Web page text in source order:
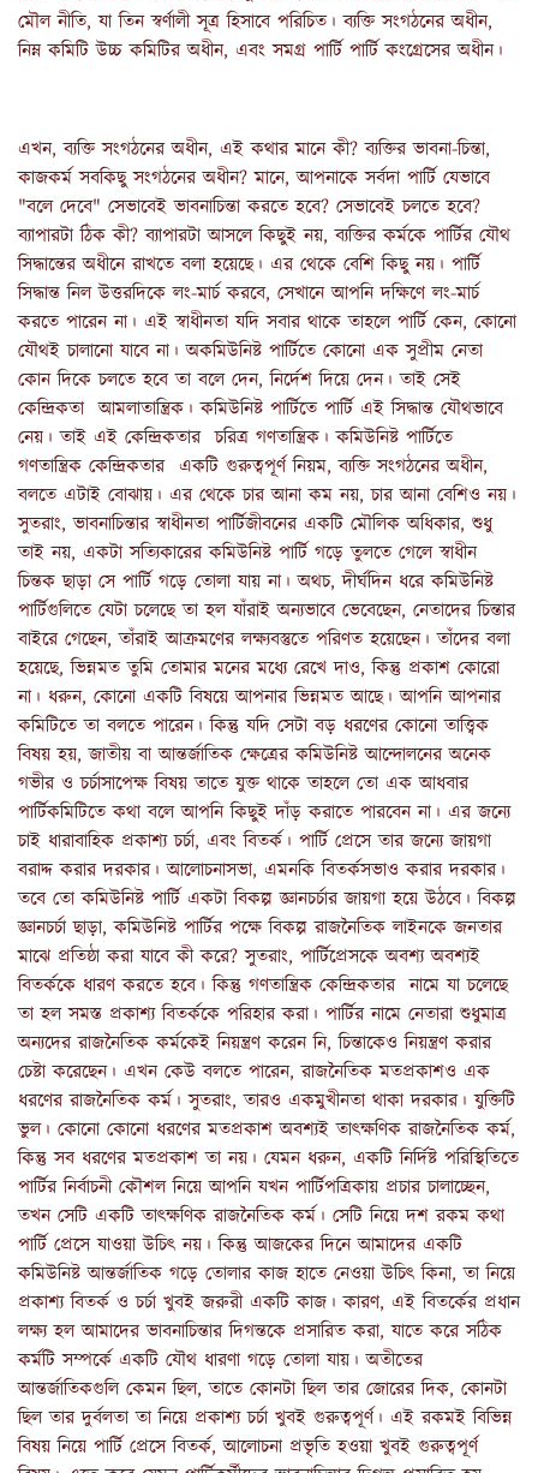
মৌল নীতি, যা তিন স্বর্ণালী সূত্র হিসাবে পরিচিত। ব্যক্তি সংগঠনের অধীন,
নিম্ন কমিটি উচ্চ কমিটির অধীন, এবং সমগ্র পার্টি পার্টি কংগ্রেসের অধীন।
এখন, ব্যক্তি সংগঠনের অধীন, এই কথার মানে কী? ব্যক্তির ভাবনা-চিন্তা,
কাজকর্ম সবকিছু সংগঠনের অধীন? মানে, আপনাকে সর্বদা পার্টি যেভাবে
"বলে দেবে" সেভাবেই ভাবনাচিন্তা করতে হবে? সেভাবেই চলতে হবে?
ব্যাপারটা ঠিক কী? ব্যাপারটা আসলে কিছুই নয়, ব্যক্তির কর্মকে পার্টির যৌথ
সিদ্ধান্তের অধীনে রাখতে বলা হয়েছে। এর থেকে বেশি কিছু নয়। পার্টি
সিদ্ধান্ত নিল উত্তরদিকে লং-মার্চ করবে, সেখানে আপনি দক্ষিণে লং-মার্চ
করতে পারেন না। এই স্বাধীনতা যদি সবার থাকে তাহলে পার্টি কেন, কোনো
যৌথই চালানো যাবে না। অকমিউনিষ্ট পার্টিতে কোনো এক সুপ্রীম নেতা
কোন দিকে চলতে হবে তা বলে দেন, নির্দেশ দিয়ে দেন। তাই সেই
কেন্দ্রিকতা আমলাতান্ত্রিক। কমিউনিষ্ট পার্টিতে পার্টি এই সিদ্ধান্ত যৌথভাবে
নেয়। তাই এই কেন্দ্রিকতার চরিত্র গণতান্ত্রিক। কমিউনিষ্ট পার্টিতে
গণতান্ত্রিক কেন্দ্রিকতার একটি গুরুত্বপূর্ণ নিয়ম, ব্যক্তি সংগঠনের অধীন,
বলতে এটাই বোঝায়। এর থেকে চার আনা কম নয়, চার আনা বেশিও নয়।
সুতরাং, ভাবনাচিন্তার স্বাধীনতা পার্টিজীবনের একটি মৌলিক অধিকার, শুধু
তাই নয়, একটা সত্যিকারের কমিউনিষ্ট পার্টি গড়ে তুলতে গেলে স্বাধীন
চিন্তক ছাড়া সে পার্টি গড়ে তোলা যায় না। অথচ, দীর্ঘদিন ধরে কমিউনিষ্ট
পার্টিগুলিতে যেটা চলেছে তা হল যাঁরাই অন্যভাবে ভেবেছেন, নেতাদের চিন্তার
বাইরে গেছেন, তাঁরাই আক্রমণের লক্ষ্যবস্তুতে পরিণত হয়েছেন। তাঁদের বলা
হয়েছে, ভিন্নমত তুমি তোমার মনের মধ্যে রেখে দাও, কিন্তু প্রকাশ কোরো
না। ধরুন, কোনো একটি বিষয়ে আপনার ভিন্নমত আছে। আপনি আপনার
কমিটিতে তা বলতে পারেন। কিন্তু যদি সেটা বড় ধরণের কোনো তাত্ত্বিক
বিষয় হয়, জাতীয় বা আন্তর্জাতিক ক্ষেত্রের কমিউনিষ্ট আন্দোলনের অনেক
গভীর ও চর্চাসাপেক্ষ বিষয় তাতে যুক্ত থাকে তাহলে তো এক আধবার
পার্টিকমিটিতে কথা বলে আপনি কিছুই দাঁড় করাতে পারবেন না। এর জন্যে
চাই ধারাবাহিক প্রকাশ্য চর্চা, এবং বিতর্ক। পার্টি প্রেসে তার জন্যে জায়গা
বরাদ্দ করার দরকার। আলোচনাসভা, এমনকি বিতর্কসভাও করার দরকার।
তবে তো কমিউনিষ্ট পার্টি একটা বিকল্প জ্ঞানচর্চার জায়গা হয়ে উঠবে। বিকল্প
জ্ঞানচর্চা ছাড়া, কমিউনিষ্ট পার্টির পক্ষে বিকল্প রাজনৈতিক লাইনকে জনতার
মাঝে প্রতিষ্ঠা করা যাবে কী করে? সুতরাং, পার্টিপ্রেসকে অবশ্য অবশ্যই
বিতর্ককে ধারণ করতে হবে। কিন্তু গণতান্ত্রিক কেন্দ্রিকতার নামে যা চলেছে
তা হল সমস্ত প্রকাশ্য বিতর্ককে পরিহার করা। পার্টির নামে নেতারা শুধুমাত্র
অন্যদের রাজনৈতিক কর্মকেই নিয়ন্ত্রণ করেন নি, চিন্তাকেও নিয়ন্ত্রণ করার
চেষ্টা করেছেন। এখন কেউ বলতে পারেন, রাজনৈতিক মতপ্রকাশও এক
ধরণের রাজনৈতিক কর্ম। সুতরাং, তারও একমুখীনতা থাকা দরকার। যুক্তিটি
ভুল। কোনো কোনো ধরণের মতপ্রকাশ অবশ্যই তাৎক্ষণিক রাজনৈতিক কর্ম,
কিন্তু সব ধরণের মতপ্রকাশ তা নয়। যেমন ধরুন, একটি নির্দিষ্ট পরিস্থিতিতে
পার্টির নির্বাচনী কৌশল নিয়ে আপনি যখন পার্টিপত্রিকায় প্রচার চালাচ্ছেন,
তখন সেটি একটি তাৎক্ষণিক রাজনৈতিক কর্ম। সেটি নিয়ে দশ রকম কথা
পার্টি প্রেসে যাওয়া উচিৎ নয়। কিন্তু আজকের দিনে আমাদের একটি
কমিউনিষ্ট আন্তর্জাতিক গড়ে তোলার কাজ হাতে নেওয়া উচিৎ কিনা, তা নিয়ে
প্রকাশ্য বিতর্ক ও চর্চা খুবই জরুরী একটি কাজ। কারণ, এই বিতর্কের প্রধান
লক্ষ্য হল আমাদের ভাবনাচিন্তার দিগন্তকে প্রসারিত করা, যাতে করে সঠিক
কর্মটি সম্পর্কে একটি যৌথ ধারণা গড়ে তোলা যায়। অতীতের
আন্তর্জাতিকগুলি কেমন ছিল, তাতে কোনটা ছিল তার জোরের দিক, কোনটা
ছিল তার দুর্বলতা তা নিয়ে প্রকাশ্য চর্চা খুবই গুরুত্বপূর্ণ। এই রকমই বিভিন্ন
বিষয় নিয়ে পার্টি প্রেসে বিতর্ক, আলোচনা প্রভৃতি হওয়া খুবই গুরুত্বপূর্ণ